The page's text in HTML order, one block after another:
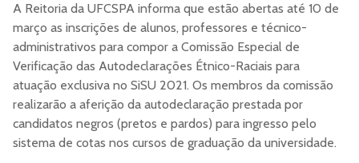
A Reitoria da UFCSPA informa que estão abertas até 10 de
março as inscrições de alunos, professores e técnico-
administrativos para compor a Comissão Especial de
Verificação das Autodeclarações Étnico-Raciais para
atuação exclusiva no SiSU 2021. Os membros da comissão
realizarão a aferição da autodeclaração prestada por
candidatos negros (pretos e pardos) para ingresso pelo
sistema de cotas nos cursos de graduação da universidade.